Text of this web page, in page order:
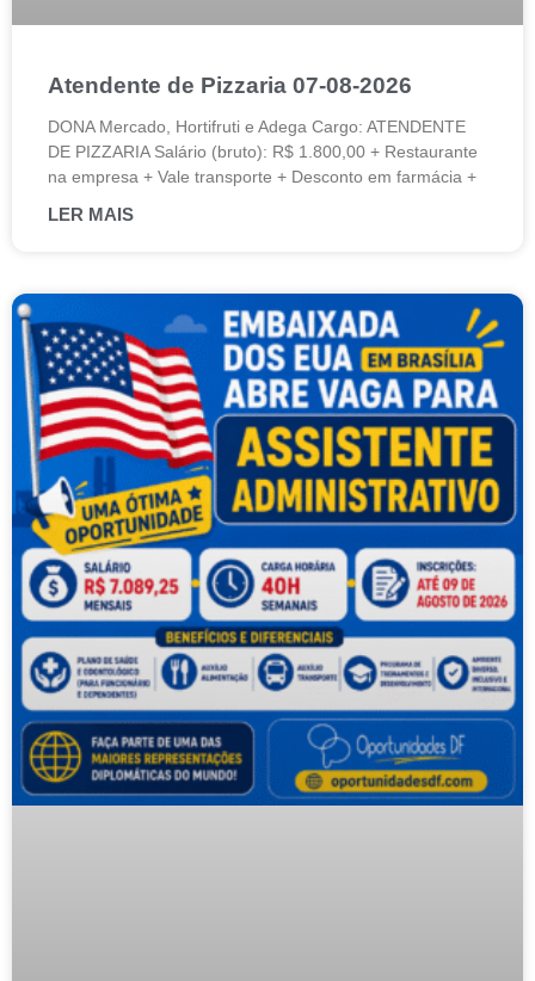
Atendente de Pizzaria 07-08-2026
DONA Mercado, Hortifruti e Adega Cargo: ATENDENTE
DE PIZZARIA Salário (bruto): R$ 1.800,00 + Restaurante
na empresa + Vale transporte + Desconto em farmácia +
LER MAIS